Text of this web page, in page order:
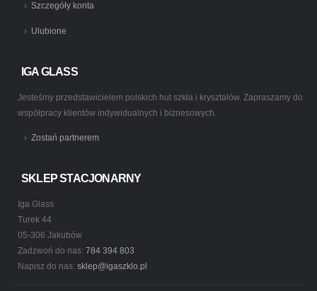
Szczegóły konta
Ulubione
IGA GLASS
Jesteśmy przedstawicielem polskich hut szkła i kryształów. Zapraszamy do
współpracy klientów indywidualnych i biznesowych.
Zostań partnerem
SKLEP STACJONARNY
Iga Glass
Turek 44
05-306 Jakubów
Zadzwoń do nas: 784 394 803
Napisz do nas: sklep@igaszklo.pl